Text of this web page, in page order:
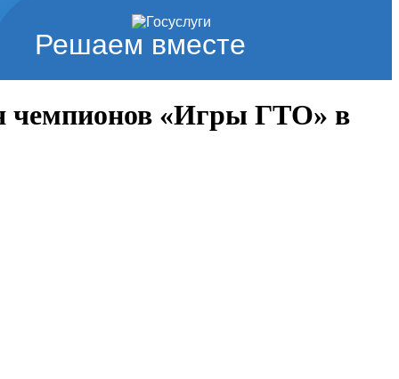
Решаем вместе
чемпионов «Игры ГТО» в